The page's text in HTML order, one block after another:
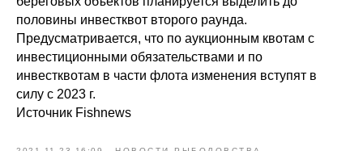
половины инвестквот второго раунда.
Предусматривается, что по аукционным квотам с
инвестиционными обязательствами и по
инвестквотам в части флота изменения вступят в
силу с 2023 г.
Источник Fishnews